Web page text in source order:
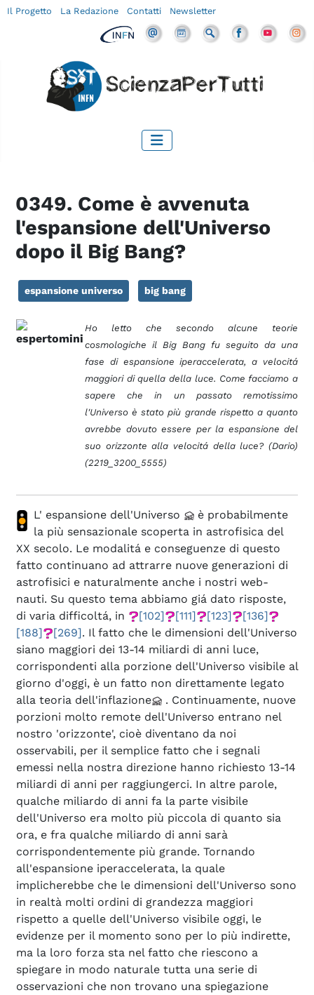
Il Progetto La Redazione Contatti Newsletter
0349. Come è avvenuta
l'espansione dell'Universo
dopo il Big Bang?
espansione universo big bang
Ho letto che secondo alcune teorie
cosmologiche il Big Bang fu seguito da una
fase di espansione iperaccelerata, a velocitá
maggiori di quella della luce. Come facciamo a
sapere che in un passato remotissimo
l'Universo è stato più grande rispetto a quanto
avrebbe dovuto essere per la espansione del
suo orizzonte alla velocitá della luce? (Dario)
(2219_3200_5555)
L' espansione dell'Universo
è probabilmente
la più sensazionale scoperta in astrofisica del
XX secolo. Le modalitá e conseguenze di questo
fatto continuano ad attrarre nuove generazioni di
astrofisici e naturalmente anche i nostri web-
nauti. Su questo tema abbiamo giá dato risposte,
di varia difficoltá, in
[102] [111] [123]
[136]
[188]
[269]. Il fatto che le dimensioni dell'Universo
siano maggiori dei 13-14 miliardi di anni luce,
corrispondenti alla porzione dell'Universo visibile al
giorno d'oggi, è un fatto non direttamente legato
alla teoria dell'inflazione
. Continuamente, nuove
porzioni molto remote dell'Universo entrano nel
nostro 'orizzonte', cioè diventano da noi
osservabili, per il semplice fatto che i segnali
emessi nella nostra direzione hanno richiesto 13-14
miliardi di anni per raggiungerci. In altre parole,
qualche miliardo di anni fa la parte visibile
dell'Universo era molto più piccola di quanto sia
ora, e fra qualche miliardo di anni sarà
corrispondentemente più grande. Tornando
all'espansione iperaccelerata, la quale
implicherebbe che le dimensioni dell'Universo sono
in realtà molti ordini di grandezza maggiori
rispetto a quelle dell'Universo visibile oggi, le
evidenze per il momento sono per lo più indirette,
ma la loro forza sta nel fatto che riescono a
spiegare in modo naturale tutta una serie di
osservazioni che non trovano una spiegazione